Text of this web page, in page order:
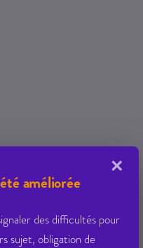
améliorée
des difficultés pour
sujet, obligation de
×